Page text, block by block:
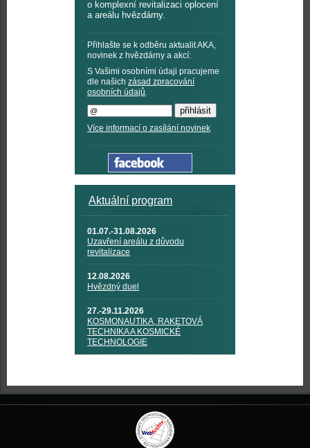
o komplexní revitalizaci oplocení
a areálu hvězdárny.
Přihlašte se k odběru aktualit AKA,
novinek z hvězdárny a akcí:
S Vašimi osobními údaji pracujeme
dle našich zásad zpracování
osobních údajů.
Více informací o zasílání novinek
Aktuální program
01.07.-31.08.2026
Uzavření areálu z důvodu
revitalizace
12.08.2026
Hvězdný duel
27.-29.11.2026
KOSMONAUTIKA, RAKETOVÁ
TECHNIKA A KOSMICKÉ
TECHNOLOGIE